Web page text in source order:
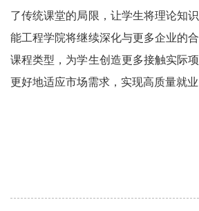
了传统课堂的局限，让学生将理论知
能工程学院将继续深化与更多企业的
课程类型，为学生创造更多接触实际
更好地适应市场需求，实现高质量就业